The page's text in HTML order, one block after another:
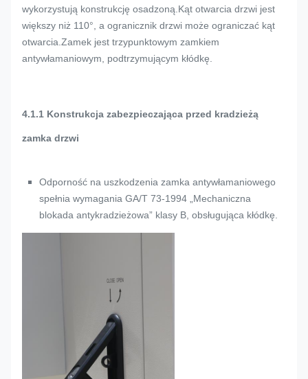
wykorzystują konstrukcję osadzoną.Kąt otwarcia drzwi jest
większy niż 110°, a ogranicznik drzwi może ograniczać kąt
otwarcia.Zamek jest trzypunktowym zamkiem
antywłamaniowym, podtrzymującym kłódkę.
4.1.1 Konstrukcja zabezpieczająca przed kradzieżą
zamka drzwi
Odporność na uszkodzenia zamka antywłamaniowego
spełnia wymagania GA/T 73-1994 „Mechaniczna
blokada antykradzieżowa” klasy B, obsługująca kłódkę.